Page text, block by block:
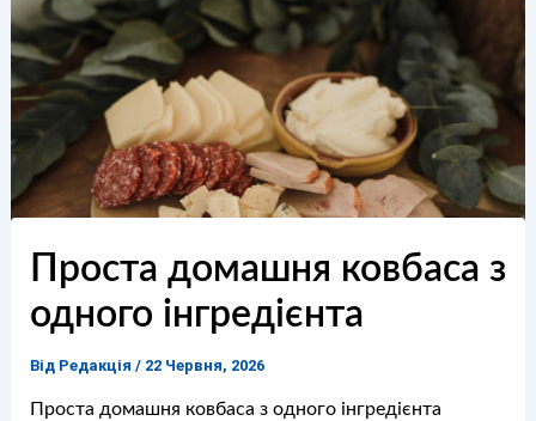
Проста домашня ковбаса з
одного інгредієнта
Від Редакція / 22 Червня, 2026
Проста домашня ковбаса з одного інгредієнта